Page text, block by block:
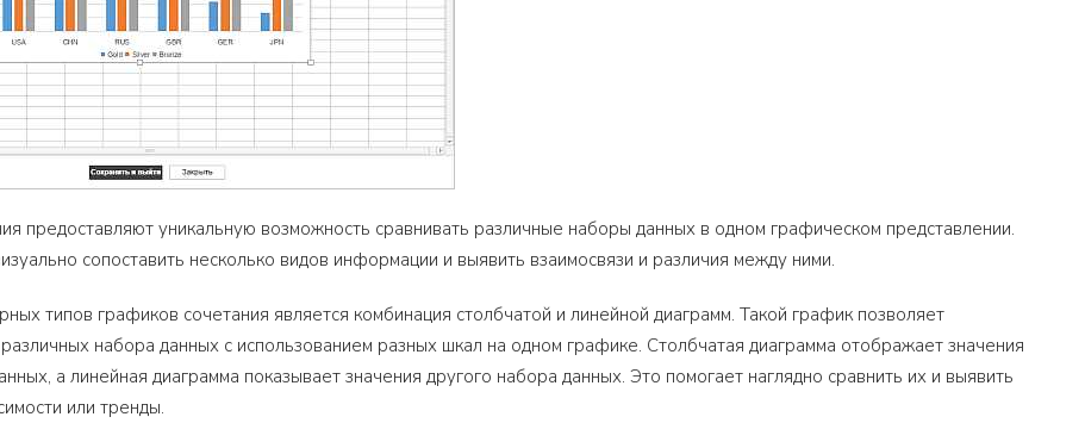
предоставляют уникальную возможность сравнивать различные наборы данных в одном графическом представлении.
сопоставить несколько видов информации и выявить взаимосвязи и различия между ними.
типов графиков сочетания является комбинация столбчатой и линейной диаграмм. Такой график позволяет
набора данных с использованием разных шкал на одном графике. Столбчатая диаграмма отображает значения
а линейная диаграмма показывает значения другого набора данных. Это помогает наглядно сравнить их и выявить
или тренды.